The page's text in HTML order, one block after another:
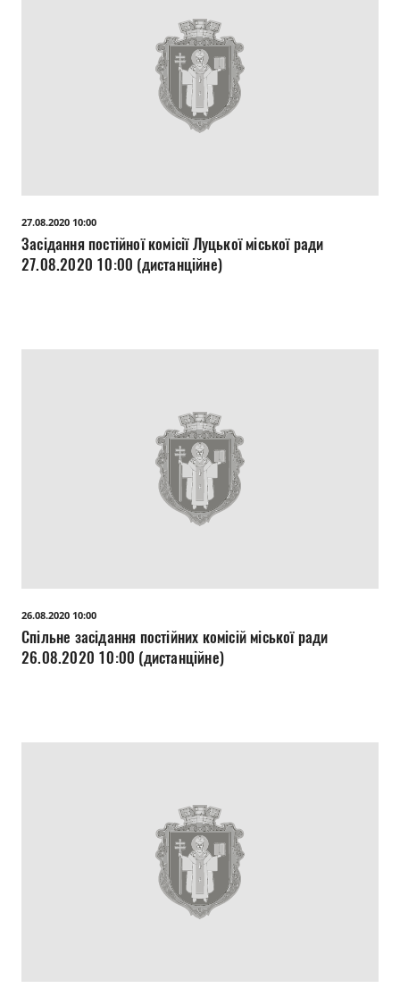
27.08.2020 10:00
Засідання постійної комісії Луцької міської ради
27.08.2020 10:00 (дистанційне)
26.08.2020 10:00
Спільне засідання постійних комісій міської ради
26.08.2020 10:00 (дистанційне)